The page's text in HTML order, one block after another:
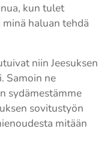
kun tulet
haluan tehdä
niin Jeesuksen
Samoin ne
sydämestämme
sovitustyön
mitään